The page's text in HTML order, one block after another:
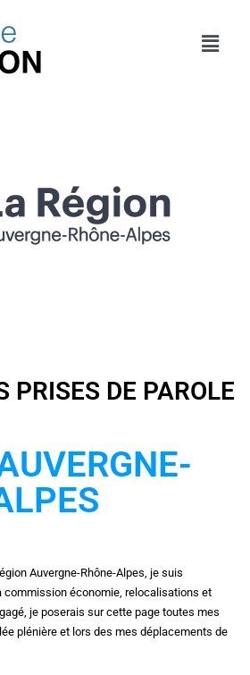
PRISES DE PAROLE
Auvergne-Rhône-Alpes, je suis
commission économie, relocalisations et
je poserais sur cette page toutes mes
plénière et lors des mes déplacements de